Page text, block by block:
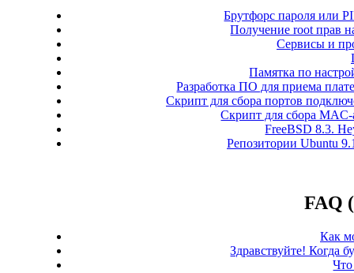
Брутфорс пароля или
Получение root прав
Сервисы и
Памятка по
Разработка ПО для приема
Скрипт для сбора портов
Скрипт для сбора
FreeBSD 8.3.
Репозитории Ubuntu
FAQ
Как
Здравствуйте! Когда